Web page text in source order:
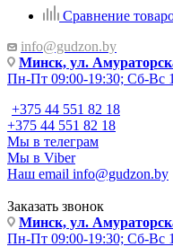
Сравнение
info@gudzon.by
Минск, ул.
Пн-Пт 09:00-19:30; Сб-Вс
+375 44 551 82 18
+375 44 551 82 18
Мы в телеграм
Мы в Viber
Наш email info@gudzon.by
Заказать звонок
Минск, ул.
Пн-Пт 09:00-19:30; Сб-Вс